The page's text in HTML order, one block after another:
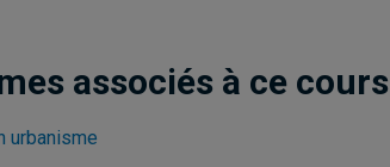
associés à ce cours
urbanisme